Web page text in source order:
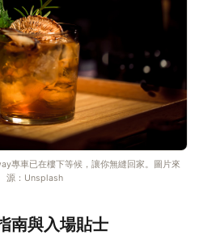
專車已在樓下等候，讓你無縫回家。圖片來
源：Unsplash
南與入場貼士